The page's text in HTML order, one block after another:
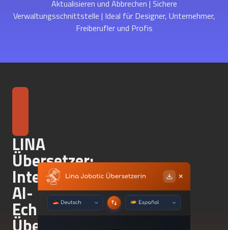
Aktualisieren und Abbrechen | Sichere
Verwaltungsschnittstelle | Ideal für Designer, Unternehmer,
Freiberufler und Profis
LINA
Übersetzer:
Intelligenter
AI-
Echtzeit-